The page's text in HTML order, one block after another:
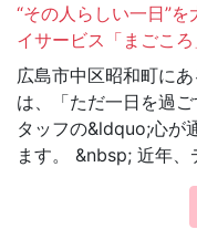
“その人らしい一日”
イサービス「まごこ
広島市中区昭和町に
は、「ただ一日を過
タッフの&ldquo;心が
ます。 &nbsp; 近年、